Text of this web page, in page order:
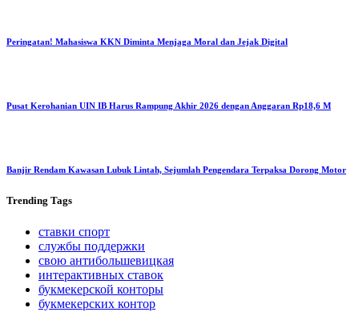
Peringatan! Mahasiswa KKN Diminta Menjaga Moral dan Jejak Digital
Pusat Kerohanian UIN IB Harus Rampung Akhir 2026 dengan Anggaran Rp18,6 M
Banjir Rendam Kawasan Lubuk Lintah, Sejumlah Pengendara Terpaksa Dorong Motor
Trending Tags
ставки спорт
службы поддержки
свою антибольшевицкая
интерактивных ставок
букмекерской конторы
букмекерских контор